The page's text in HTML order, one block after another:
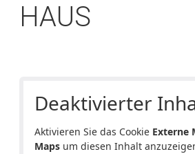
HAUS
Deaktivierter
Aktivieren Sie das Cookie Externe
Maps um diesen Inhalt